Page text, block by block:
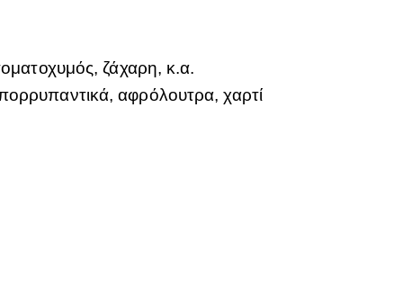
ζάχαρη, κ.α.
αφρόλουτρα, χαρτί